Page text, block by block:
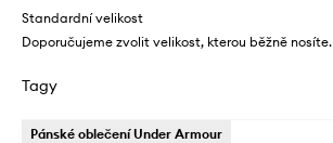
Standardní velikost
Doporučujeme zvolit velikost, kterou běžně nosíte.
Tagy
Pánské oblečení Under Armour